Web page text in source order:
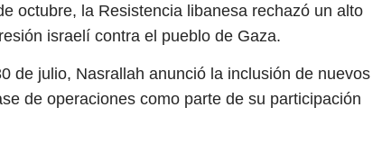
octubre, la Resistencia libanesa rechazó un alto
israelí contra el pueblo de Gaza.
de julio, Nasrallah anunció la inclusión de nuevos
de operaciones como parte de su participación